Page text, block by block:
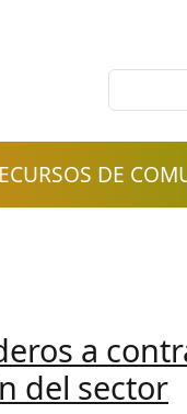
DE
a
del sector